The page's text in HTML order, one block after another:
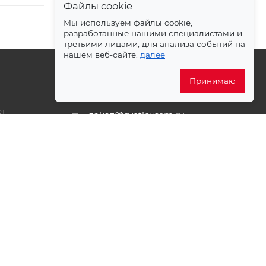
zakaz@svetlovsem.ru
Файлы cookie
Мы используем файлы cookie,
разработанные нашими специалистами и
третьими лицами, для анализа событий на
нашем веб-сайте. далее
Принимаю